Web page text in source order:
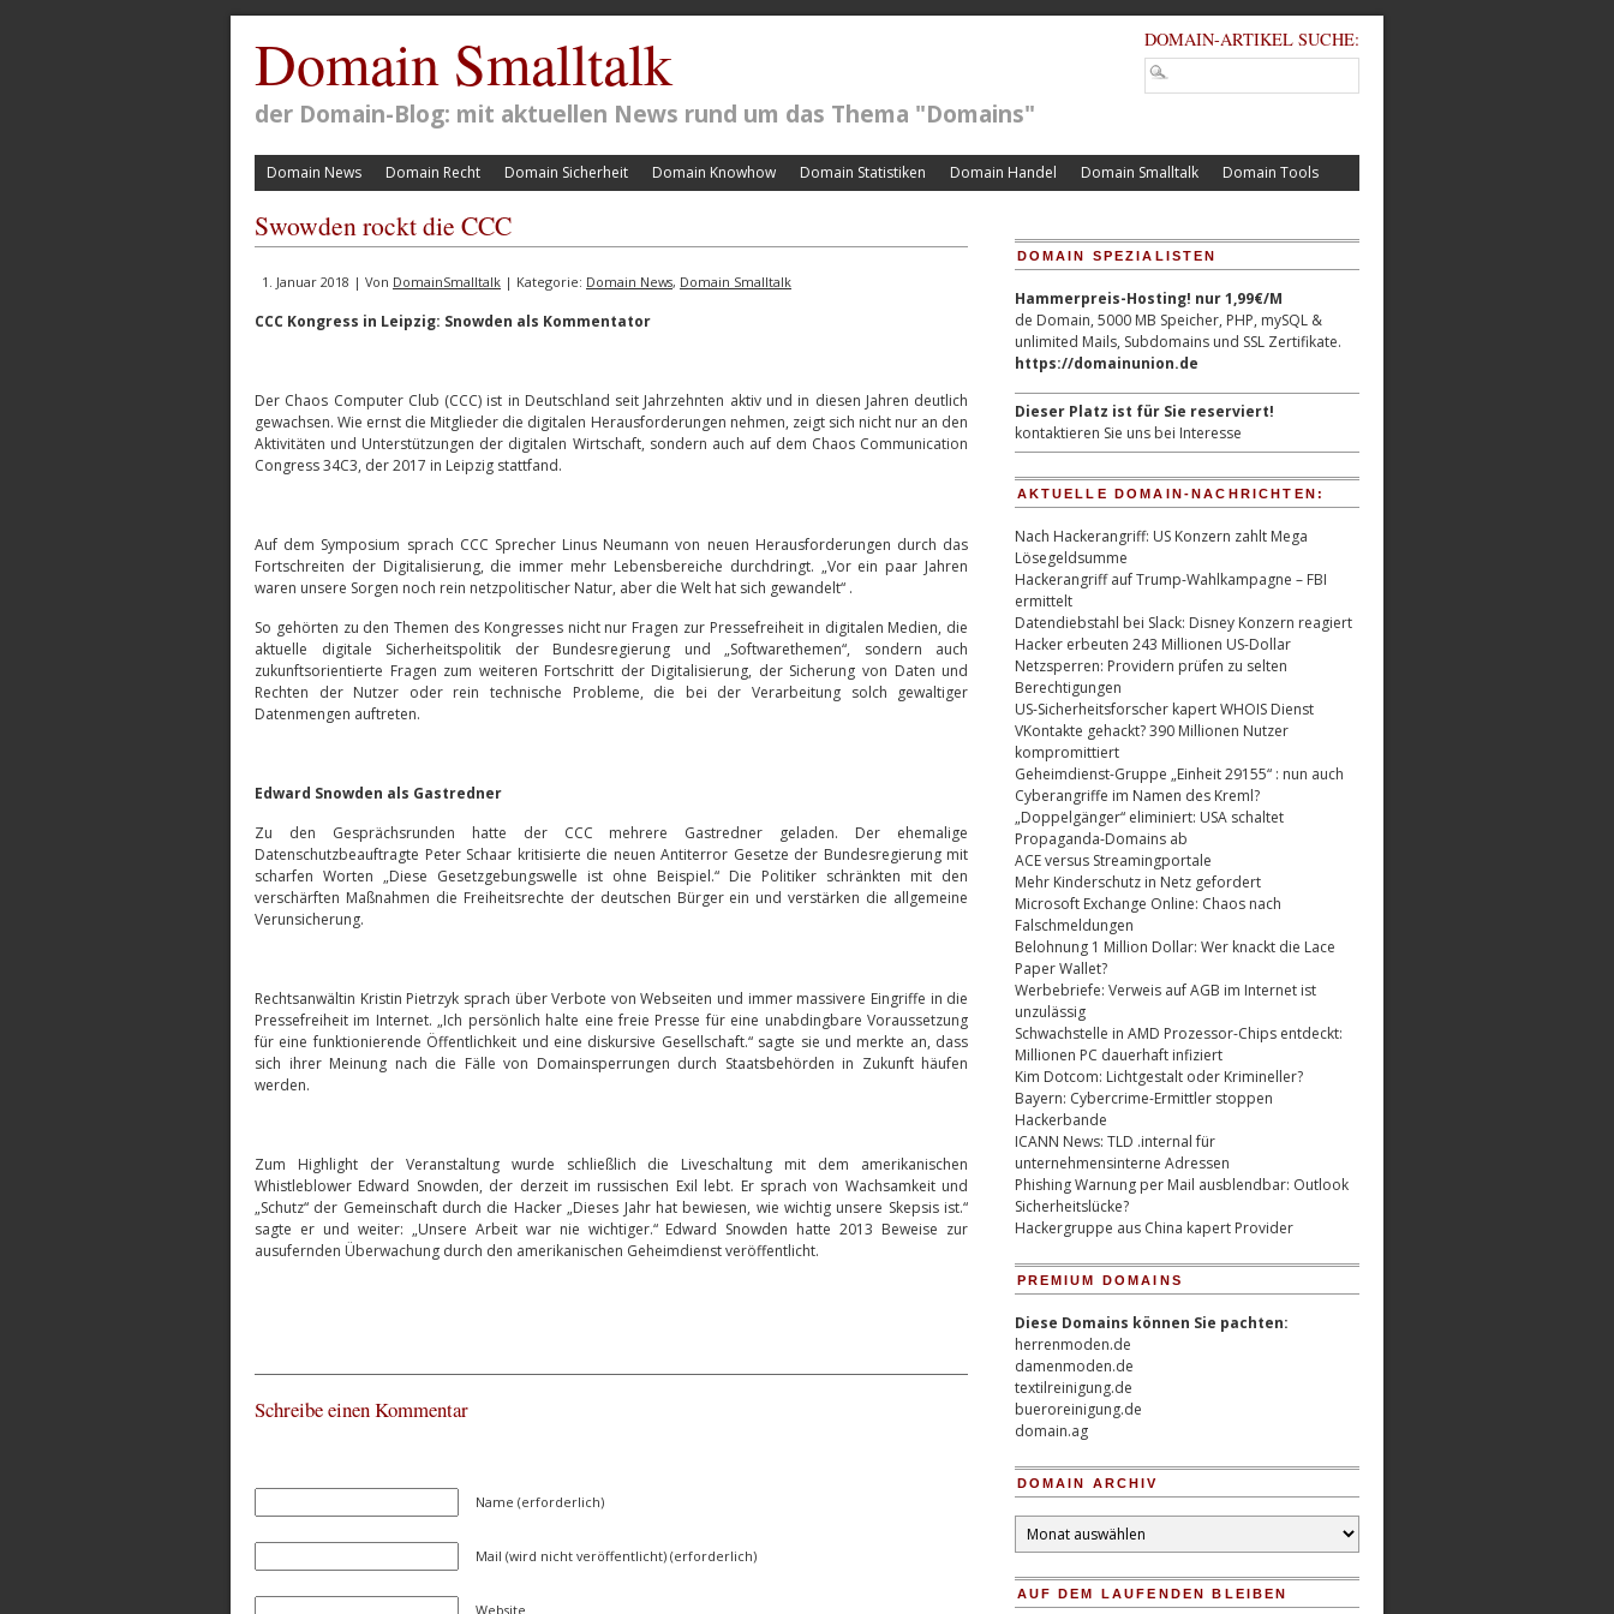
Domain Smalltalk
der Domain-Blog: mit aktuellen News rund um das Thema "Domains"
DOMAIN-ARTIKEL SUCHE:
Domain News Domain Recht Domain Sicherheit Domain Knowhow Domain Statistiken Domain Handel Domain Smalltalk Domain Tools
Swowden rockt die CCC
1. Januar 2018 | Von DomainSmalltalk | Kategorie: Domain News, Domain Smalltalk
CCC Kongress in Leipzig: Snowden als Kommentator
Der Chaos Computer Club (CCC) ist in Deutschland seit Jahrzehnten aktiv und in diesen Jahren deutlich
gewachsen. Wie ernst die Mitglieder die digitalen Herausforderungen nehmen, zeigt sich nicht nur an den
Aktivitäten und Unterstützungen der digitalen Wirtschaft, sondern auch auf dem Chaos Communication
Congress 34C3, der 2017 in Leipzig stattfand.
Auf dem Symposium sprach CCC Sprecher Linus Neumann von neuen Herausforderungen durch das
Fortschreiten der Digitalisierung, die immer mehr Lebensbereiche durchdringt. „Vor ein paar Jahren
waren unsere Sorgen noch rein netzpolitischer Natur, aber die Welt hat sich gewandelt“ .
So gehörten zu den Themen des Kongresses nicht nur Fragen zur Pressefreiheit in digitalen Medien, die
aktuelle digitale Sicherheitspolitik der Bundesregierung und „Softwarethemen“, sondern auch
zukunftsorientierte Fragen zum weiteren Fortschritt der Digitalisierung, der Sicherung von Daten und
Rechten der Nutzer oder rein technische Probleme, die bei der Verarbeitung solch gewaltiger
Datenmengen auftreten.
Edward Snowden als Gastredner
Zu den Gesprächsrunden hatte der CCC mehrere Gastredner geladen. Der ehemalige
Datenschutzbeauftragte Peter Schaar kritisierte die neuen Antiterror Gesetze der Bundesregierung mit
scharfen Worten „Diese Gesetzgebungswelle ist ohne Beispiel.“ Die Politiker schränkten mit den
verschärften Maßnahmen die Freiheitsrechte der deutschen Bürger ein und verstärken die allgemeine
Verunsicherung.
Rechtsanwältin Kristin Pietrzyk sprach über Verbote von Webseiten und immer massivere Eingriffe in die
Pressefreiheit im Internet. „Ich persönlich halte eine freie Presse für eine unabdingbare Voraussetzung
für eine funktionierende Öffentlichkeit und eine diskursive Gesellschaft.“ sagte sie und merkte an, dass
sich ihrer Meinung nach die Fälle von Domainsperrungen durch Staatsbehörden in Zukunft häufen
werden.
Zum Highlight der Veranstaltung wurde schließlich die Liveschaltung mit dem amerikanischen
Whistleblower Edward Snowden, der derzeit im russischen Exil lebt. Er sprach von Wachsamkeit und
„Schutz“ der Gemeinschaft durch die Hacker „Dieses Jahr hat bewiesen, wie wichtig unsere Skepsis ist.“
sagte er und weiter: „Unsere Arbeit war nie wichtiger.“ Edward Snowden hatte 2013 Beweise zur
ausufernden Überwachung durch den amerikanischen Geheimdienst veröffentlicht.
Schreibe einen Kommentar
Name (erforderlich)
Mail (wird nicht veröffentlicht) (erforderlich)
Website
DOMAIN SPEZIALISTEN
Hammerpreis-Hosting! nur 1,99€/M
de Domain, 5000 MB Speicher, PHP, mySQL &
unlimited Mails, Subdomains und SSL Zertifikate.
https://domainunion.de
Dieser Platz ist für Sie reserviert!
kontaktieren Sie uns bei Interesse
AKTUELLE DOMAIN-NACHRICHTEN:
Nach Hackerangriff: US Konzern zahlt Mega
Lösegeldsumme
Hackerangriff auf Trump-Wahlkampagne – FBI
ermittelt
Datendiebstahl bei Slack: Disney Konzern reagiert
Hacker erbeuten 243 Millionen US-Dollar
Netzsperren: Providern prüfen zu selten
Berechtigungen
US-Sicherheitsforscher kapert WHOIS Dienst
VKontakte gehackt? 390 Millionen Nutzer
kompromittiert
Geheimdienst-Gruppe „Einheit 29155“ : nun auch
Cyberangriffe im Namen des Kreml?
„Doppelgänger“ eliminiert: USA schaltet
Propaganda-Domains ab
ACE versus Streamingportale
Mehr Kinderschutz in Netz gefordert
Microsoft Exchange Online: Chaos nach
Falschmeldungen
Belohnung 1 Million Dollar: Wer knackt die Lace
Paper Wallet?
Werbebriefe: Verweis auf AGB im Internet ist
unzulässig
Schwachstelle in AMD Prozessor-Chips entdeckt:
Millionen PC dauerhaft infiziert
Kim Dotcom: Lichtgestalt oder Krimineller?
Bayern: Cybercrime-Ermittler stoppen
Hackerbande
ICANN News: TLD .internal für
unternehmensinterne Adressen
Phishing Warnung per Mail ausblendbar: Outlook
Sicherheitslücke?
Hackergruppe aus China kapert Provider
PREMIUM DOMAINS
Diese Domains können Sie pachten:
herrenmoden.de
damenmoden.de
textilreinigung.de
bueroreinigung.de
domain.ag
DOMAIN ARCHIV
Domain
Archiv
AUF DEM LAUFENDEN BLEIBEN